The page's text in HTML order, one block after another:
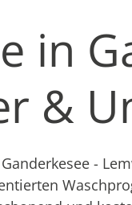
in
&
-